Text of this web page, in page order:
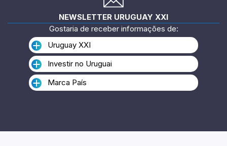
NEWSLETTER URUGUAY XXI
Gostaria de receber informações de:
Uruguay XXI
Investir no Uruguai
Marca País